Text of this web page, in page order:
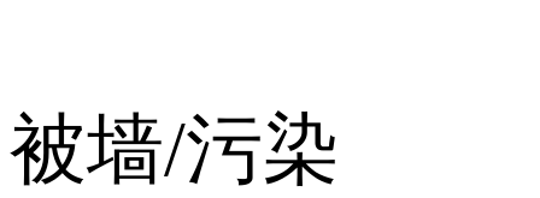
被墙/污染